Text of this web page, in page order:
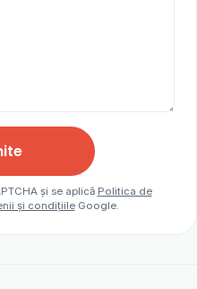
și se aplică Politica de
și condițiileGoogle.